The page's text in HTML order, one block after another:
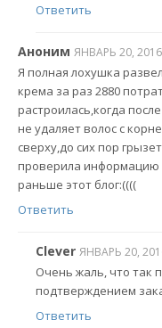
Ответить
Аноним ЯНВАРЬ 20, 2016
Я полная лохушка
крема за раз 2880
растроилась,когда
не удаляет волос с
сверху,до сих пор
проверила информацию
раньше этот блог:((((
Ответить
Clever ЯНВАРЬ 20,
Очень жаль, что так
подтверждением
Ответить